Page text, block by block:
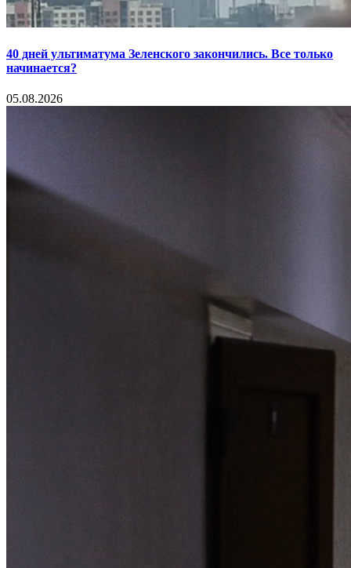
40 дней ультиматума Зеленского закончились. Все только
начинается?
05.08.2026